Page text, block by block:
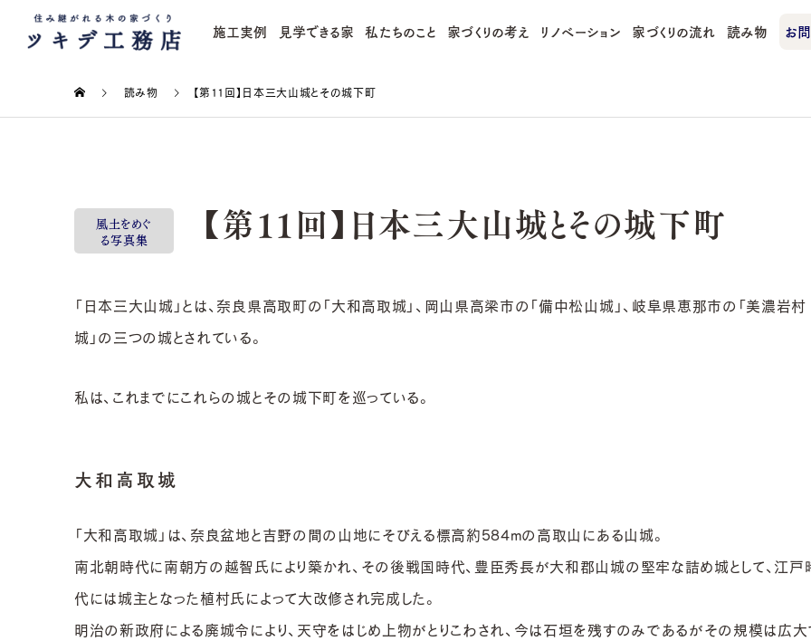
施工実例 見学できる家 私たちのこと 家づくりの考え リノベーション 家づくりの流れ 読み物 お
読み物 【第11回】日本三大山城とその城下町
風土をめぐ
る写真集
【第11回】日本三大山城とその城下町
「日本三大山城」とは、奈良県高取町の「大和高取城」、岡山県高梁市の「備中松山城」、岐阜県恵那市の「美濃岩村
城」の三つの城とされている。
私は、これまでにこれらの城とその城下町を巡っている。
大和高取城
「大和高取城」は、奈良盆地と吉野の間の山地にそびえる標高約584ｍの高取山にある山城。
南北朝時代に南朝方の越智氏により築かれ、その後戦国時代、豊臣秀長が大和郡山城の堅牢な詰め城として、江戸
代には城主となった植村氏によって大改修され完成した。
明治の新政府による廃城令により、天守をはじめ上物がとりこわされ、今は石垣を残すのみであるがその規模は広